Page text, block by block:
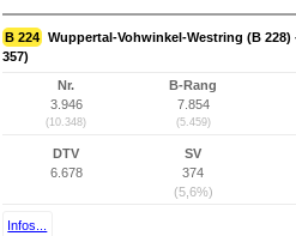
B 224 Wuppertal-Vohwinkel-Westring (B
357)
Nr.
3.946
(10.348)
B-Rang
7.854
(5.459)
DTV
6.678
SV
374
(5,6%)
Infos...